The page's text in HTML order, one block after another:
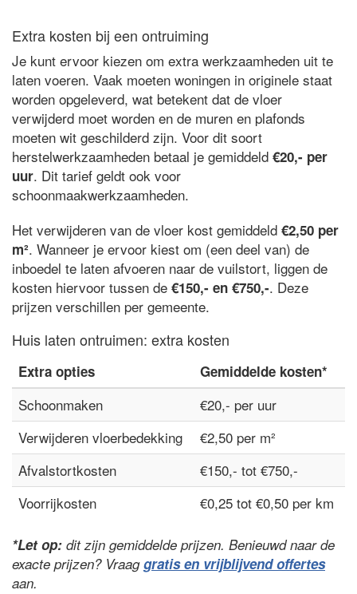
Extra kosten bij een ontruiming
Je kunt ervoor kiezen om extra werkzaamheden uit te
laten voeren. Vaak moeten woningen in originele staat
worden opgeleverd, wat betekent dat de vloer
verwijderd moet worden en de muren en plafonds
moeten wit geschilderd zijn. Voor dit soort
herstelwerkzaamheden betaal je gemiddeld €20,- per
uur. Dit tarief geldt ook voor
schoonmaakwerkzaamheden.
Het verwijderen van de vloer kost gemiddeld €2,50 per
m². Wanneer je ervoor kiest om (een deel van) de
inboedel te laten afvoeren naar de vuilstort, liggen de
kosten hiervoor tussen de €150,- en €750,-. Deze
prijzen verschillen per gemeente.
Huis laten ontruimen: extra kosten
Extra opties Gemiddelde kosten*
Schoonmaken
€20,- per uur
Verwijderen vloerbedekking
€2,50 per m²
Afvalstortkosten
€150,- tot €750,-
Voorrijkosten
€0,25 tot €0,50 per km
*Let op: dit zijn gemiddelde prijzen. Benieuwd naar de
exacte prijzen? Vraaggratis en vrijblijvend offertes
aan.